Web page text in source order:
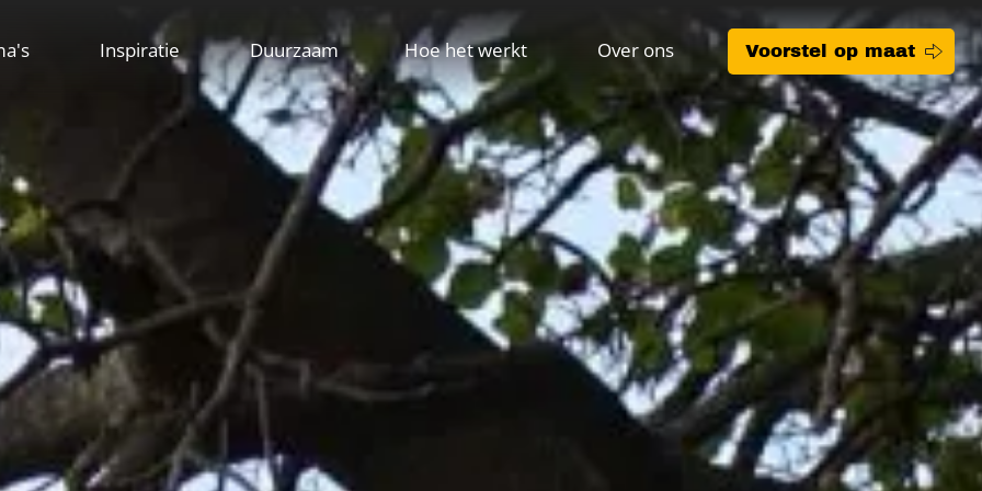
Inspiratie Duurzaam Hoe het werkt Over ons Voorstel op maat